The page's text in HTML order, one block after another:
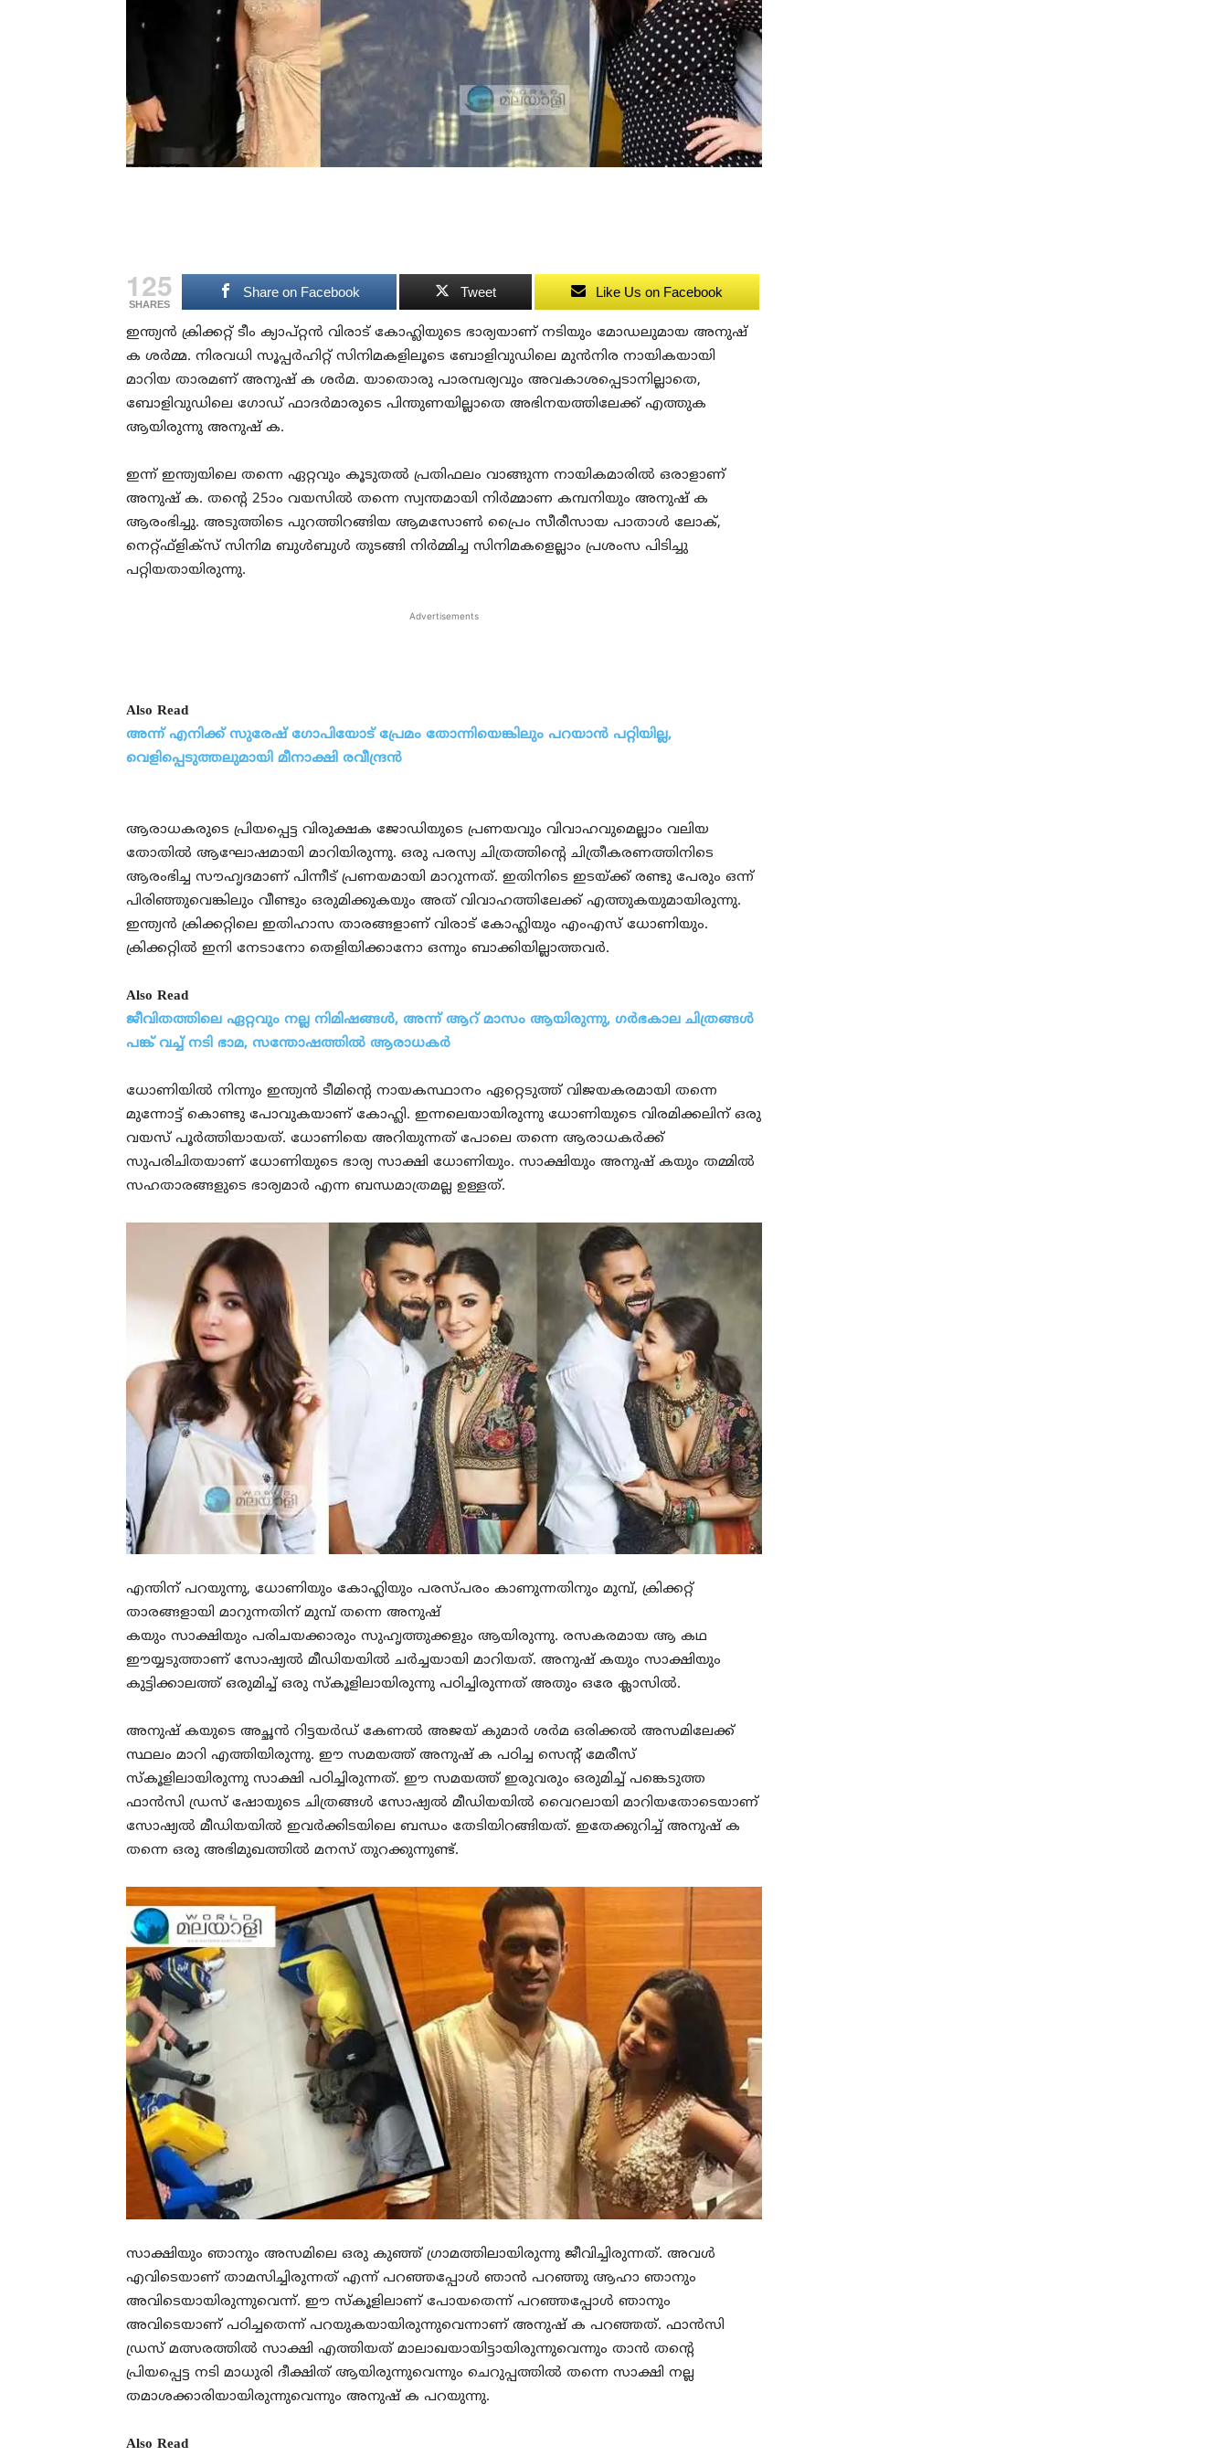
125
SHARES
Share on Facebook Tweet Like Us on Facebook
ഇന്ത്യൻ ക്രിക്കറ്റ് ടീം ക്യാപ്റ്റൻ വിരാട് കോഹ്ലിയുടെ ഭാര്യയാണ് നടിയും മോഡലുമായ അനുഷ്‌
ക ശർമ്മ. നിരവധി സൂപ്പർഹിറ്റ് സിനിമകളിലൂടെ ബോളിവുഡിലെ മുൻനിര നായികയായി
മാറിയ താരമണ് അനുഷ്‌ ക ശർമ. യാതൊരു പാരമ്പര്യവും അവകാശപ്പെടാനില്ലാതെ,
ബോളിവുഡിലെ ഗോഡ് ഫാദർമാരുടെ പിന്തുണയില്ലാതെ അഭിനയത്തിലേക്ക് എത്തുക
ആയിരുന്നു അനുഷ്‌ ക.
ഇന്ന് ഇന്ത്യയിലെ തന്നെ ഏറ്റവും കൂടുതൽ പ്രതിഫലം വാങ്ങുന്ന നായികമാരിൽ ഒരാളാണ്
അനുഷ്‌ ക. തന്റെ 25ാം വയസിൽ തന്നെ സ്വന്തമായി നിർമ്മാണ കമ്പനിയും അനുഷ്‌ ക
ആരംഭിച്ചു. അടുത്തിടെ പുറത്തിറങ്ങിയ ആമസോൺ പ്രൈം സീരീസായ പാതാൾ ലോക്,
നെറ്റ്ഫ്ളിക്സ് സിനിമ ബുൾബുൾ തുടങ്ങി നിർമ്മിച്ച സിനിമകളെല്ലാം പ്രശംസ പിടിച്ചു
പറ്റിയതായിരുന്നു.
Advertisements
Also Read
അന്ന് എനിക്ക് സുരേഷ് ഗോപിയോട് പ്രേമം തോന്നിയെങ്കിലും പറയാൻ പറ്റിയില്ല,
വെളിപ്പെടുത്തലുമായി മീനാക്ഷി രവീന്ദ്രൻ
ആരാധകരുടെ പ്രിയപ്പെട്ട വിരുക്ഷക ജോഡിയുടെ പ്രണയവും വിവാഹവുമെല്ലാം വലിയ
തോതിൽ ആഘോഷമായി മാറിയിരുന്നു. ഒരു പരസ്യ ചിത്രത്തിന്റെ ചിത്രീകരണത്തിനിടെ
ആരംഭിച്ച സൗഹൃദമാണ് പിന്നീട് പ്രണയമായി മാറുന്നത്. ഇതിനിടെ ഇടയ്ക്ക് രണ്ടു പേരും ഒന്ന്
പിരിഞ്ഞുവെങ്കിലും വീണ്ടും ഒരുമിക്കുകയും അത് വിവാഹത്തിലേക്ക് എത്തുകയുമായിരുന്നു.
ഇന്ത്യൻ ക്രിക്കറ്റിലെ ഇതിഹാസ താരങ്ങളാണ് വിരാട് കോഹ്ലിയും എംഎസ് ധോണിയും.
ക്രിക്കറ്റിൽ ഇനി നേടാനോ തെളിയിക്കാനോ ഒന്നും ബാക്കിയില്ലാത്തവർ.
Also Read
ജീവിതത്തിലെ ഏറ്റവും നല്ല നിമിഷങ്ങൾ, അന്ന് ആറ് മാസം ആയിരുന്നു, ഗർഭകാല ചിത്രങ്ങൾ
പങ്ക് വച്ച് നടി ഭാമ, സന്തോഷത്തിൽ ആരാധകർ
ധോണിയിൽ നിന്നും ഇന്ത്യൻ ടീമിന്റെ നായകസ്ഥാനം ഏറ്റെടുത്ത് വിജയകരമായി തന്നെ
മുന്നോട്ട് കൊണ്ടു പോവുകയാണ് കോഹ്ലി. ഇന്നലെയായിരുന്നു ധോണിയുടെ വിരമിക്കലിന് ഒരു
വയസ് പൂർത്തിയായത്. ധോണിയെ അറിയുന്നത് പോലെ തന്നെ ആരാധകർക്ക്
സുപരിചിതയാണ് ധോണിയുടെ ഭാര്യ സാക്ഷി ധോണിയും. സാക്ഷിയും അനുഷ്‌ കയും തമ്മിൽ
സഹതാരങ്ങളുടെ ഭാര്യമാർ എന്ന ബന്ധമാത്രമല്ല ഉള്ളത്.
എന്തിന് പറയുന്നു, ധോണിയും കോഹ്ലിയും പരസ്പരം കാണുന്നതിനും മുമ്പ്, ക്രിക്കറ്റ്
താരങ്ങളായി മാറുന്നതിന് മുമ്പ് തന്നെ അനുഷ്‌
കയും സാക്ഷിയും പരിചയക്കാരും സുഹൃത്തുക്കളും ആയിരുന്നു. രസകരമായ ആ കഥ
ഈയ്യടുത്താണ് സോഷ്യൽ മീഡിയയിൽ ചർച്ചയായി മാറിയത്. അനുഷ്‌ കയും സാക്ഷിയും
കുട്ടിക്കാലത്ത് ഒരുമിച്ച് ഒരു സ്‌കൂളിലായിരുന്നു പഠിച്ചിരുന്നത് അതും ഒരേ ക്ലാസിൽ.
അനുഷ്‌ കയുടെ അച്ഛൻ റിട്ടയർഡ് കേണൽ അജയ് കുമാർ ശർമ ഒരിക്കൽ അസമിലേക്ക്
സ്ഥലം മാറി എത്തിയിരുന്നു. ഈ സമയത്ത് അനുഷ്‌ ക പഠിച്ച സെന്റ് മേരീസ്
സ്‌കൂളിലായിരുന്നു സാക്ഷി പഠിച്ചിരുന്നത്. ഈ സമയത്ത് ഇരുവരും ഒരുമിച്ച് പങ്കെടുത്ത
ഫാൻസി ഡ്രസ് ഷോയുടെ ചിത്രങ്ങൾ സോഷ്യൽ മീഡിയയിൽ വൈറലായി മാറിയതോടെയാണ്
സോഷ്യൽ മീഡിയയിൽ ഇവർക്കിടയിലെ ബന്ധം തേടിയിറങ്ങിയത്. ഇതേക്കുറിച്ച് അനുഷ്‌ ക
തന്നെ ഒരു അഭിമുഖത്തിൽ മനസ് തുറക്കുന്നുണ്ട്.
സാക്ഷിയും ഞാനും അസമിലെ ഒരു കുഞ്ഞ് ഗ്രാമത്തിലായിരുന്നു ജീവിച്ചിരുന്നത്. അവൾ
എവിടെയാണ് താമസിച്ചിരുന്നത് എന്ന് പറഞ്ഞപ്പോൾ ഞാൻ പറഞ്ഞു ആഹാ ഞാനും
അവിടെയായിരുന്നുവെന്ന്. ഈ സ്‌കൂളിലാണ് പോയതെന്ന് പറഞ്ഞപ്പോൾ ഞാനും
അവിടെയാണ് പഠിച്ചതെന്ന് പറയുകയായിരുന്നുവെന്നാണ് അനുഷ്‌ ക പറഞ്ഞത്. ഫാൻസി
ഡ്രസ് മത്സരത്തിൽ സാക്ഷി എത്തിയത് മാലാഖയായിട്ടായിരുന്നുവെന്നും താൻ തന്റെ
പ്രിയപ്പെട്ട നടി മാധുരി ദീക്ഷിത് ആയിരുന്നുവെന്നും ചെറുപ്പത്തിൽ തന്നെ സാക്ഷി നല്ല
തമാശക്കാരിയായിരുന്നുവെന്നും അനുഷ്‌ ക പറയുന്നു.
Also Read